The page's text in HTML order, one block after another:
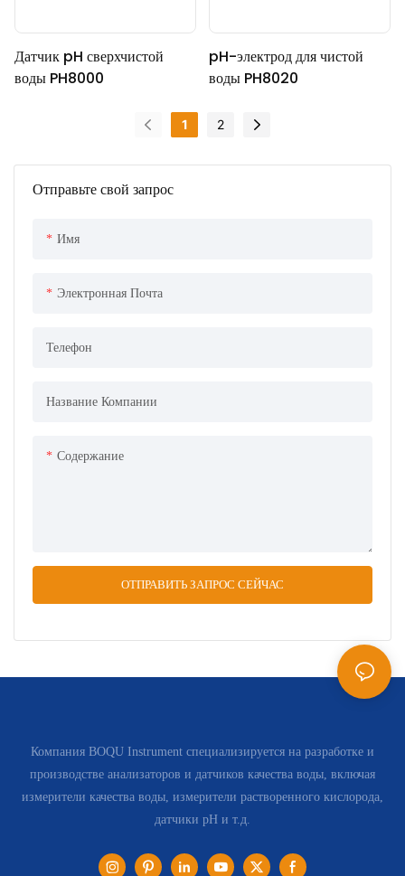
Отправьте свой запрос
Имя
Электронная Почта
Телефон
Название Компании
Содержание
ОТПРАВИТЬ ЗАПРОС СЕЙЧАС
Датчик pH сверхчистой
воды PH8000
pH-электрод для чистой
воды PH8020
1 2
Компания BOQU Instrument специализируется на разработке и
производстве анализаторов и датчиков качества воды, включая
измерители качества воды, измерители растворенного кислорода,
датчики pH и т.д.